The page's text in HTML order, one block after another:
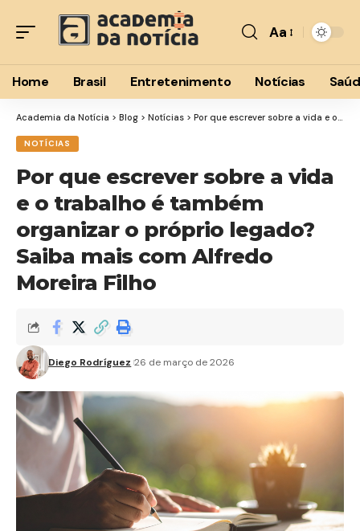
Font
Resizer
Aa
Home Brasil Entretenimento Notícias
Academia da Notícia > Blog > Notícias > Por que escrever sobre a vida e o trabalho é também organizar o próprio legado? Saiba mais com Alfredo Moreira Filho
NOTÍCIAS
Por que escrever sobre a vida
e o trabalho é também
organizar o próprio legado?
Saiba mais com Alfredo
Moreira Filho
Diego Rodríguez 26 de março de 2026